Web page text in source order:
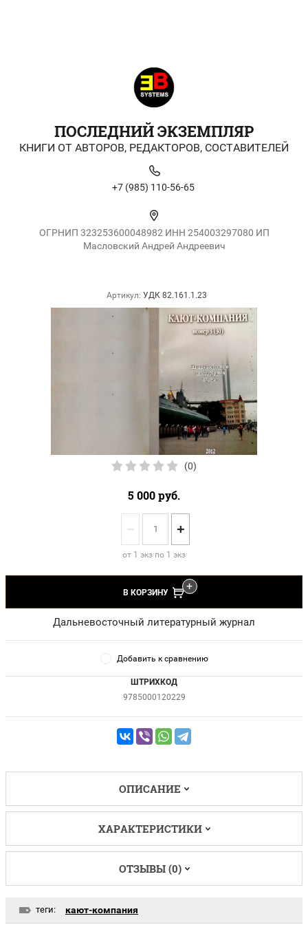
ПОСЛЕДНИЙ ЭКЗЕМПЛЯР
КНИГИ ОТ АВТОРОВ, РЕДАКТОРОВ, СОСТАВИТЕЛЕЙ
+7 (985) 110-56-65
ОГРНИП 323253600048982 ИНН 254003297080 ИП
Масловский Андрей Андреевич
Артикул: УДК 82.161.1.23
(0)
5 000руб.
− +
от 1 экз по 1 экз
В КОРЗИНУ
Дальневосточный литературный журнал
Добавить к сравнению
ШТРИХКОД
9785000120229
ОПИСАНИЕ
ХАРАКТЕРИСТИКИ
ОТЗЫВЫ (0)
теги: кают-компания